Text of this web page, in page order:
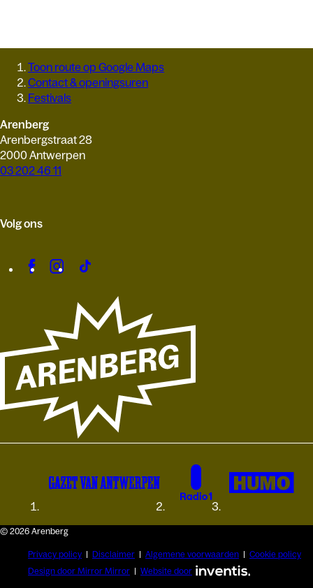
Toon route op Google Maps
Contact & openingsuren
Festivals
Arenberg
Arenbergstraat 28
2000 Antwerpen
03 202 46 11
Volg ons
© 2026 Arenberg
Privacy policy Disclaimer Algemene voorwaarden
Cookie policy
Design door Mirror Mirror
Website door